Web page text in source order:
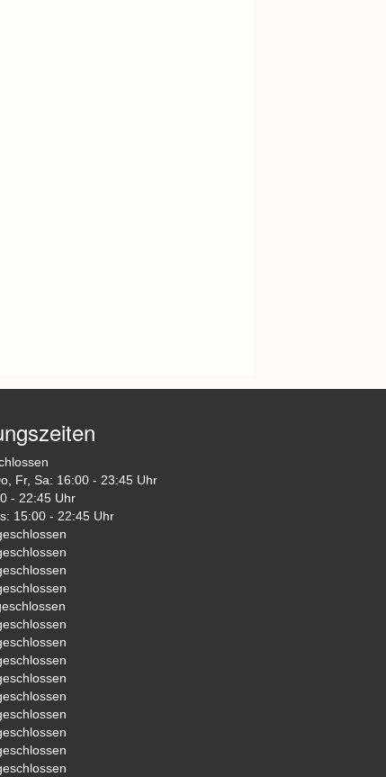
Fr, Sa: 16:00 - 23:45 Uhr
- 22:45 Uhr
15:00 - 22:45 Uhr